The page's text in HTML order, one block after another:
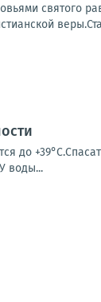
святого
до
воды...